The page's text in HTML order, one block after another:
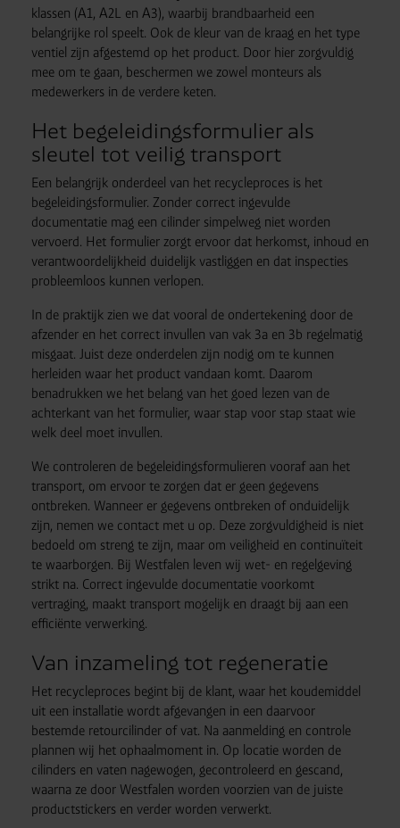
klassen (A1, A2L en A3), waarbij brandbaarheid een
belangrijke rol speelt. Ook de kleur van de kraag en het type
ventiel zijn afgestemd op het product. Door hier zorgvuldig
mee om te gaan, beschermen we zowel monteurs als
medewerkers in de verdere keten.
Het begeleidingsformulier als
sleutel tot veilig transport
Een belangrijk onderdeel van het recycleproces is het
begeleidingsformulier. Zonder correct ingevulde
documentatie mag een cilinder simpelweg niet worden
vervoerd. Het formulier zorgt ervoor dat herkomst, inhoud en
verantwoordelijkheid duidelijk vastliggen en dat inspecties
probleemloos kunnen verlopen.
In de praktijk zien we dat vooral de ondertekening door de
afzender en het correct invullen van vak 3a en 3b regelmatig
misgaat. Juist deze onderdelen zijn nodig om te kunnen
herleiden waar het product vandaan komt. Daarom
benadrukken we het belang van het goed lezen van de
achterkant van het formulier, waar stap voor stap staat wie
welk deel moet invullen.
We controleren de begeleidingsformulieren vooraf aan het
transport, om ervoor te zorgen dat er geen gegevens
ontbreken. Wanneer er gegevens ontbreken of onduidelijk
zijn, nemen we contact met u op. Deze zorgvuldigheid is niet
bedoeld om streng te zijn, maar om veiligheid en continuïteit
te waarborgen. Bij Westfalen leven wij wet- en regelgeving
strikt na. Correct ingevulde documentatie voorkomt
vertraging, maakt transport mogelijk en draagt bij aan een
efficiënte verwerking.
Van inzameling tot regeneratie
Het recycleproces begint bij de klant, waar het koudemiddel
uit een installatie wordt afgevangen in een daarvoor
bestemde retourcilinder of vat. Na aanmelding en controle
plannen wij het ophaalmoment in. Op locatie worden de
cilinders en vaten nagewogen, gecontroleerd en gescand,
waarna ze door Westfalen worden voorzien van de juiste
productstickers en verder worden verwerkt.